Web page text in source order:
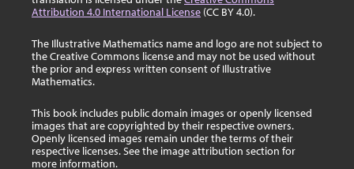
Attribution 4.0 International License (CC BY 4.0).
The Illustrative Mathematics name and logo are not subject to
the Creative Commons license and may not be used without
the prior and express written consent of Illustrative
Mathematics.
This book includes public domain images or openly licensed
images that are copyrighted by their respective owners.
Openly licensed images remain under the terms of their
respective licenses. See the image attribution section for
more information.